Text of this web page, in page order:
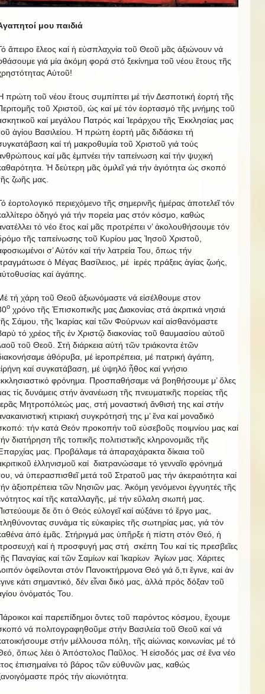
μου παιδιά
ἄπειρο ἔλεος καί ἡ εὐσπλαχνία τοῦ Θεοῦ μᾶς ἀξιώνουν νά
γιά μία ἀκόμη φορά στό ξεκίνημα τοῦ νέου ἔτους τῆς
Αὐτοῦ!
πρώτη τοῦ νέου ἔτους συμπίπτει μέ τήν Δεσποτική ἑορτή τῆς
τοῦ Χριστοῦ, ὡς καί μέ τόν ἑορτασμό τῆς μνήμης τοῦ
καί μεγάλου Πατρός καί Ἱεράρχου τῆς Ἐκκλησίας μας
ἁγίου Βασιλείου. Ἡ πρώτη ἑορτή μᾶς διδάσκει τή
καί τή μακροθυμία τοῦ Χριστοῦ γιά τούς
καί μᾶς ἐμπνέει τήν ταπείνωση καί τήν ψυχική
Ἡ δεύτερη μᾶς ὁμιλεῖ γιά τήν ἁγιότητα ὡς σκοπό
ζωῆς μας.
ἑορτολογικό περιεχόμενο τῆς σημερινῆς ἡμέρας ἀποτελεῖ τόν
ὁδηγό γιά τήν πορεία μας στόν κόσμο, καθώς
τό νέο ἔτος καί μᾶς προτρέπει ν’ ἀκολουθήσουμε τόν
τῆς ταπείνωσης τοῦ Κυρίου μας Ἰησοῦ Χριστοῦ,
σ’ Αύτόν καί τήν λατρεία Του, ὅπως τήν
ὁ Μέγας Βασίλειος, μέ ἱερές πράξεις ἁγίας ζωής,
καί ἀγάπης.
τή χάρη τοῦ Θεοῦ ἀξιωνόμαστε νά εἰσέλθουμε στον
ο χρόνο τῆς Ἐπισκοπικῆς μας Διακονίας στά ἀκριτικά νησιά
Σάμου, τῆς Ἰκαρίας καί τῶν Φούρνων καί αἰσθανόμαστε
τό χρέος τῆς ἐν Χριστῷ διακονίας τοῦ θαυμασίου αὐτοῦ
τοῦ Θεοῦ. Στή διάρκεια αὐτή τῶν τριάκοντα ἐτῶν
ἀθόρυβα, μέ ἱεροπρέπεια, μέ πατρική ἀγάπη,
καί συγκατάβαση, μέ ὑψηλό ἦθος καί γνήσιο
φρόνημα. Προσπαθήσαμε νά βοηθήσουμε μ’ ὅλες
τίς δυνάμεις στήν ἀνανέωση τῆς πνευματικῆς πορείας τῆς
Μητροπόλεώς μας, στή μοναστική ἄνθισή της καί στήν
κτιριακή συγκρότησή της μ’ ἕνα καί μοναδικό
τήν κατά Θεόν προκοπήν τοῦ εὐσεβοῦς ποιμνίου μας καί
διατήρηση τῆς τοπικῆς πολιτιστικῆς κληρονομιᾶς τῆς
μας. Προβάλαμε τά ἀπαραχάρακτα δίκαια τοῦ
ἑλληνισμοῦ καί διατρανώσαμε τό γενναῖο φρόνημά
νά ὑπερασπισθεῖ μετά τοῦ Στρατοῦ μας τήν άκεραιότητα καί
ἀξιοπρέπεια τῶν Νησιῶν μας. Ἀκόμη γενόμενοι ἐγγυητές τῆς
καί τῆς καταλλαγῆς, μέ τήν εὔλαλη σιωπή μας.
δε ὅτι ὁ Θεός εὐλογεῖ καί αὐξάνει τό ἔργο μας,
συνάμα τίς εὐκαιρίες τῆς σωτηρίας μας, γιά τόν
ἀπό ἐμᾶς. Στήριγμά μας ὑπῆρξε ἡ πίστη στόν Θεό, ἡ
καί ἡ προσφυγή μας στή σκέπη Του καί τίς πρεσβεῖες
Παναγίας καί τῶν Σαμίων καί Ἰκαρίων Ἁγίων μας. Χάριτες
ὀφείλονται στόν Πανοικτήρμονα Θεό γιά ὅ,τι ἔγινε, καί ἀν
κάτι σημαντικό, δέν εἶναι δικό μας, ἀλλά πρός δόξαν τοῦ
ὀνόματός Του.
καί παρεπίδημοι ὄντες τοῦ παρόντος κόσμου, ἔχουμε
νά πολιτογραφηθοῦμε στήν Βασιλεία τοῦ Θεοῦ καί νά
στήν μέλλουσα πόλη, τῆς αἰώνιας κοινωνίας μέ τό
ὅπως λέει ὁ Ἀπόστολος Παῦλος. Ἡ εἰσοδός μας σέ ἕνα νέο
ἐπισημαίνει τό βάρος τῶν εὐθυνῶν μας, καθώς
πρός τήν αἰωνιότητα.